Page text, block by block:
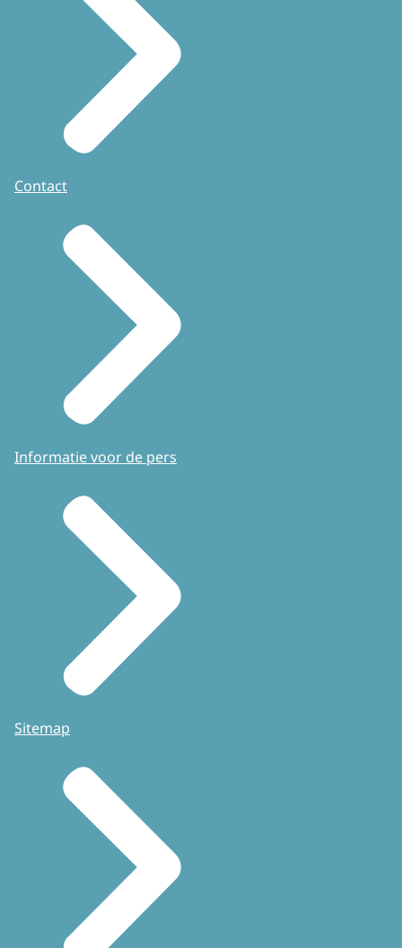
Contact
Informatie voor de pers
Sitemap